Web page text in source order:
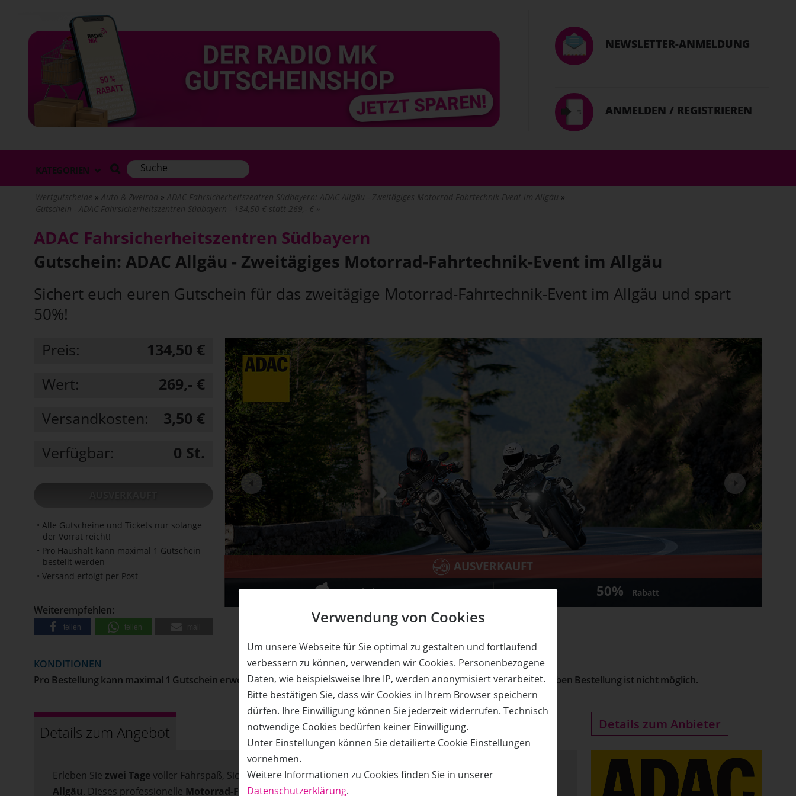
Verwendung von Cookies
Um unsere Webseite für Sie optimal zu gestalten und fortlaufend
verbessern zu können, verwenden wir Cookies. Personenbezogene
Daten, wie beispielsweise Ihre IP, werden anonymisiert verarbeitet.
Bitte bestätigen Sie, dass wir Cookies in Ihrem Browser speichern
dürfen. Ihre Einwilligung können Sie jederzeit widerrufen. Technisch
notwendige Cookies bedürfen keiner Einwilligung.
Unter Einstellungen können Sie detailierte Cookie Einstellungen
vornehmen.
Weitere Informationen zu Cookies finden Sie in unserer
Datenschutzerklärung.
NEWSLETTER-ANMELDUNG
ANMELDEN / REGISTRIEREN
KATEGORIEN
Wertgutscheine Auto & Zweirad
ADAC Fahrsicherheitszentren Südbayern: ADAC Allgäu - Zweitägiges Motorrad-Fahrtechnik-Event im Allgäu
Gutschein - ADAC Fahrsicherheitszentren Südbayern - 134,50 € statt 269,- €
ADAC Fahrsicherheitszentren Südbayern
Gutschein: ADAC Allgäu - Zweitägiges Motorrad-Fahrtechnik-Event im Allgäu
Sichert euch euren Gutschein für das zweitägige Motorrad-Fahrtechnik-Event im Allgäu und spart
50%!
AUSVERKAUFT
Gutschein 50% Rabatt
Next
Preis:
134,50 €
Wert:
269,- €
Versandkosten:
3,50 €
Verfügbar:
0 St.
• Alle Gutscheine und Tickets nur solange
der Vorrat reicht!
• Pro Haushalt kann maximal 1 Gutschein
bestellt werden
• Versand erfolgt per Post
Weiterempfehlen:
teilen teilen
KONDITIONEN
Pro Bestellung kann maximal 1 Gutschein erworben werden. Eine Kombination mehrerer Gutscheine innerhalb derselben Bestellung ist nicht möglich.
Details zum Angebot
Erleben Sie zwei Tagevoller Fahrspaß, Sicherheit und beeindruckender Landschaften im wunderschönen
Allgäu. Dieses professionelle Motorrad-Fahrtechnik-Eventverbindet
Details zum Anbieter